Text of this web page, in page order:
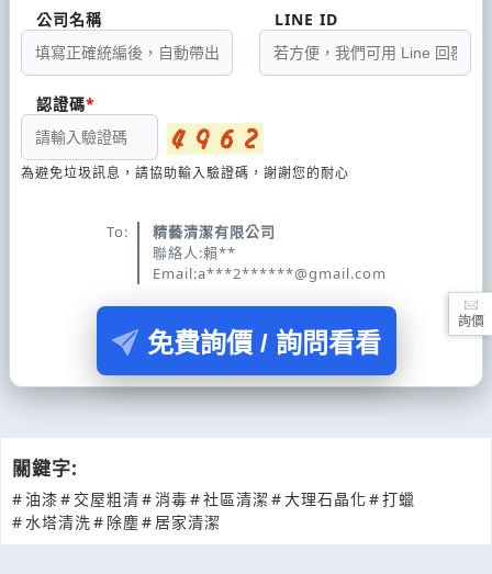
公司名稱 LINE ID
認證碼
為避免垃圾訊息，請協助輸入驗證碼，謝謝您的耐心
To:
精藝清潔有限公司
聯絡人:賴**
Email:a***2******@gmail.com
免費詢價 / 詢問看看
關鍵字:
#油漆# 交屋粗清#消毒#社區清潔 #大理石晶化#打蠟
#水塔清洗# 除塵# 居家清潔
詢價